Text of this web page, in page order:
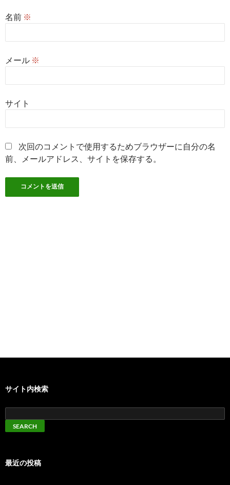
名前 ※
メール ※
サイト
次回のコメントで使用するためブラウザーに自分の名
前、メールアドレス、サイトを保存する。
サイト内検索
最近の投稿